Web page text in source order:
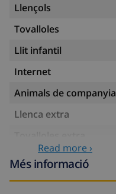
Llençols
Tovalloles
Llit infantil
Internet
Animals de companyia
Llenca extra
Fons de cancel·lació :
Read more ›
Més informació